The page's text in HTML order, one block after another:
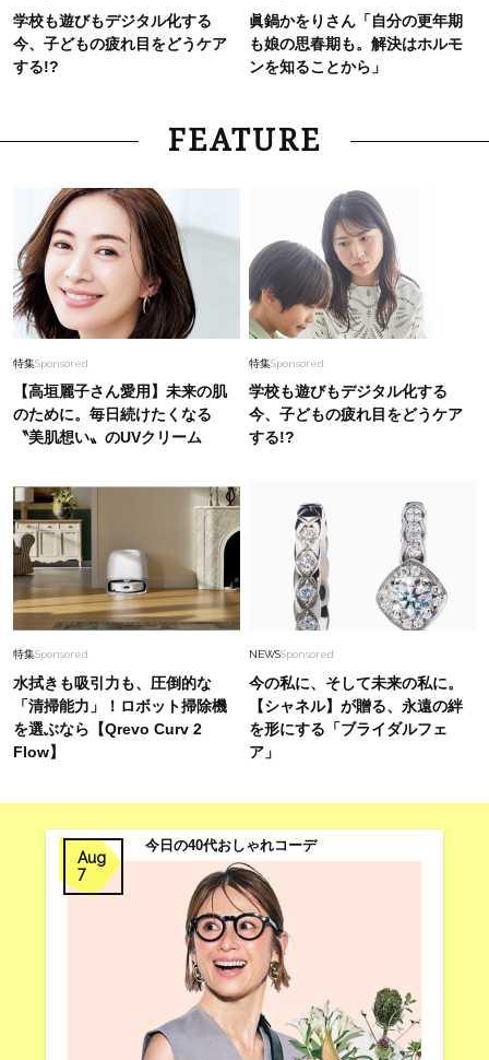
学校も遊びもデジタル化する
今、子どもの疲れ目をどうケア
する!?
眞鍋かをりさん「自分の更年期
も娘の思春期も。解決はホルモ
ンを知ることから」
FEATURE
特集Sponsored
【高垣麗子さん愛用】未来の肌
のために。毎日続けたくなる
〝美肌想い〟のUVクリーム
特集Sponsored
学校も遊びもデジタル化する
今、子どもの疲れ目をどうケア
する!?
特集Sponsored
水拭きも吸引力も、圧倒的な
「清掃能力」！ロボット掃除機
を選ぶなら【Qrevo Curv 2
Flow】
NEWSSponsored
今の私に、そして未来の私に。
【シャネル】が贈る、永遠の絆
を形にする「ブライダルフェ
ア」
Aug
7
今日の40代おしゃれコーデ